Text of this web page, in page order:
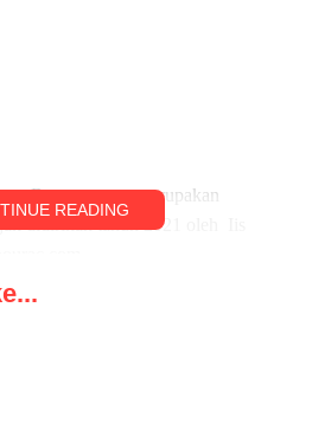
Boourac.com merupakan
didirikan tahun 2021 oleh Iis
dan Rama Yuswardhani, GM
READING